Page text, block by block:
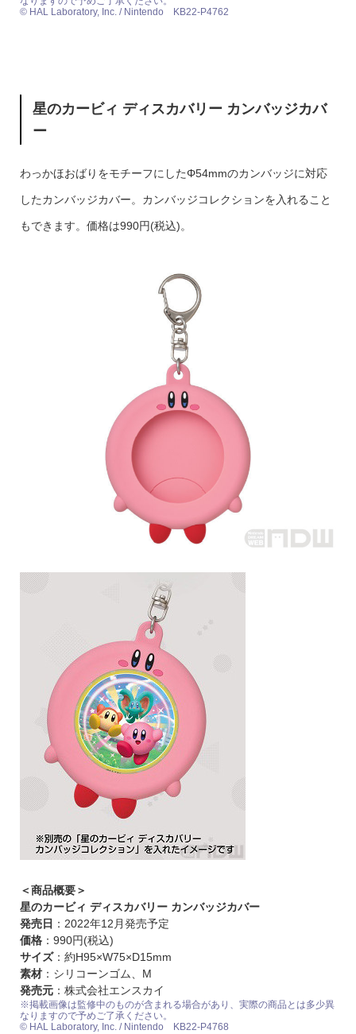
© HAL Laboratory, Inc. / Nintendo KB22-P4762
星のカービィ ディスカバリー カンバッジカバ
ー
わっかほおばりをモチーフにしたΦ54mmのカンバッジに対応
したカンバッジカバー。カンバッジコレクションを入れること
もできます。価格は990円(税込)。
＜商品概要＞
星のカービィ ディスカバリー カンバッジカバー
発売日 ：2022年12月発売予定
価格：990円(税込)
サイズ：約H95×W75×D15mm
素材：シリコーンゴム、M
発売元：株式会社エンスカイ
※掲載画像は監修中のものが含まれる場合があり、実際の商品とは多少異
なりますので予めご了承ください。
© HAL Laboratory, Inc. / Nintendo KB22-P4768